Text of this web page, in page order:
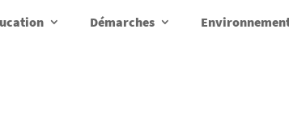
Démarches